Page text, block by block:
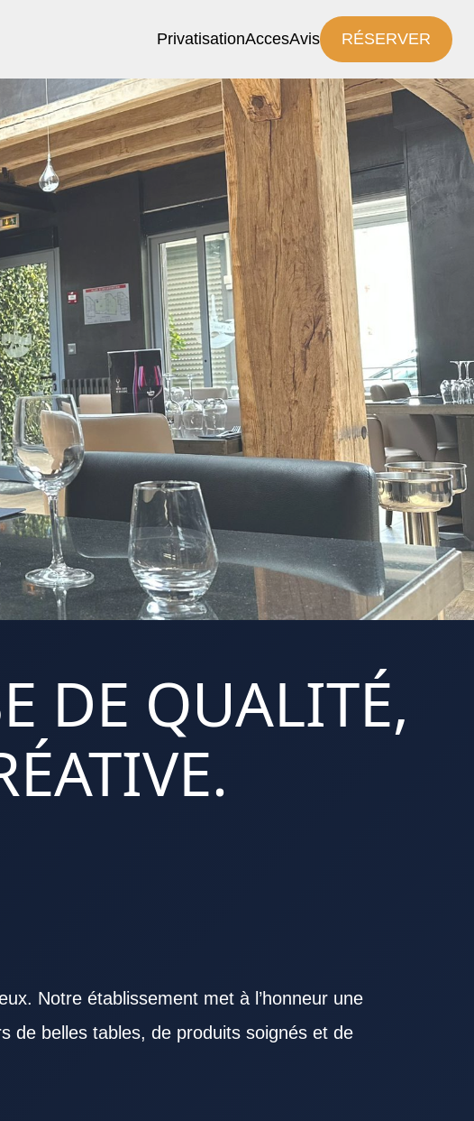
PrivatisationAccesAvis RÉSERVER
DE QUALITÉ,
Notre établissement met à l’honneur une
de belles tables, de produits soignés et de